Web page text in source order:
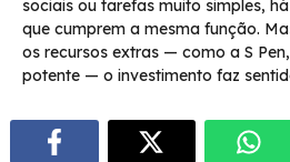
sociais ou tarefas muito simples,
que cumprem a mesma função.
os recursos extras — como a S
potente — o investimento faz